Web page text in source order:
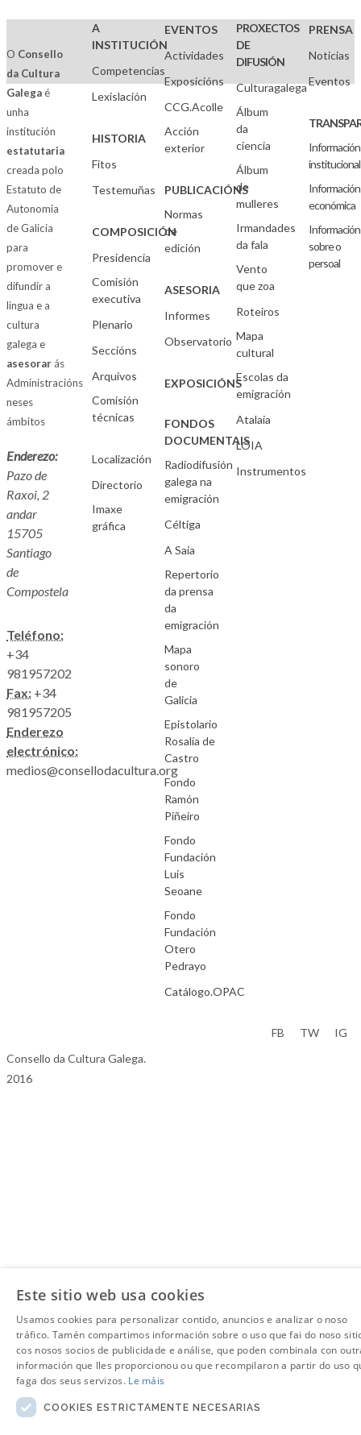
O Consello
da Cultura
Galegaé
unha
institución
estatutaria
creada polo
Estatuto de
Autonomía
de Galicia
para
promover e
difundir a
lingua e a
cultura
galega e
asesorarás
Administracións
neses
ámbitos
Enderezo:
Pazo de
Raxoi, 2
andar
15705
Santiago
de
Compostela
Teléfono:
+34
981957202
Fax: +34
981957205
Enderezo
electrónico:
medios@consellodacultura.org
A
INSTITUCIÓN
Competencias
Lexislación
HISTORIA
Fitos
Testemuñas
COMPOSICIÓN
Presidencia
Comisión
executiva
Plenario
Seccións
Arquivos
Comisión
técnicas
Localización
Directorio
Imaxe
gráfica
EVENTOS
Actividades
Exposicións
CCG.Acolle
Acción
exterior
PUBLICACIÓNS
Normas
de
edición
ASESORIA
Informes
Observatorio
EXPOSICIÓNS
FONDOS
DOCUMENTAIS
Radiodifusión
galega na
emigración
Céltiga
A Saia
Repertorio
da prensa
da
emigración
Mapa
sonoro
de
Galicia
Epistolario
Rosalía de
Castro
Fondo
Ramón
Piñeiro
Fondo
Fundación
Luís
Seoane
Fondo
Fundación
Otero
Pedrayo
Catálogo.OPAC
PROXECTOS
DE
DIFUSIÓN
Culturagalega
Álbum
da
ciencia
Álbum
de
mulleres
Irmandades
da fala
Vento
que zoa
Roteiros
Mapa
cultural
Escolas da
emigración
Atalaia
LOIA
Instrumentos
PRENSA
Noticias
Eventos
Información
institucional
Información
económica
Información
sobre o
persoal
Consello da Cultura Galega.
2016
FB TW IG
Este sitio web usa cookies
Usamos cookies para personalizar contido, anuncios e analizar o noso
tráfico. Tamén compartimos información sobre o uso que fai do noso
cos nosos socios de publicidade e análise, que poden combinala con
información que lles proporcionou ou que recompilaron a partir do uso
faga dos seus servizos. Le máis
COOKIES ESTRICTAMENTE NECESARIAS